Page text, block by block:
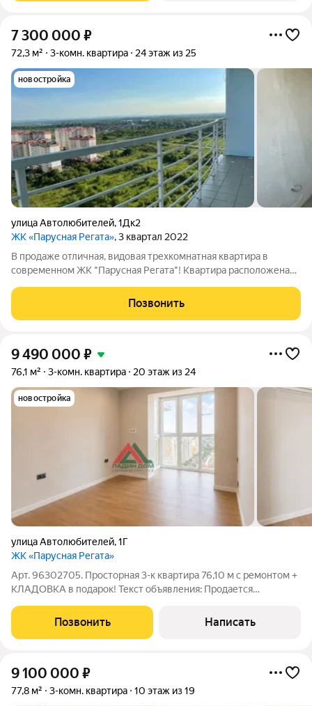
7 300 000 ₽
72,3 м² 3-комн. квартира 24 этаж из 25
новостройка
улица Автолюбителей,1Дк2
ЖК «Парусная Регата», 3 квартал 2022
В продаже отличная, видовая трехкомнатная квартира в
современном ЖК "Парусная Регата"! Квартира расположена
удобную планировку, квартира продается в предчистовой
отделке. До набережной с
Позвонить
9 490 000 ₽
76,1 м² 3-комн. квартира 20 этаж из 24
новостройка
улица Автолюбителей,1Г
ЖК «Парусная Регата»
Арт. 96302705. Просторная 3-к квартира 76,10 м с ремонтом +
КЛАДОВКА в подарок! Текст объявления: Продается
комплексов Краснодара ЖК «Стрижи» (ул. Автолюбителей, 1Г).
Квартира идеально подойдет
Позвонить Написать
9 100 000 ₽
77,8 м² 3-комн. квартира 10 этаж из 19